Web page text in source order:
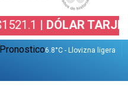
TARJETA:
6.8°C - Llovizna ligera